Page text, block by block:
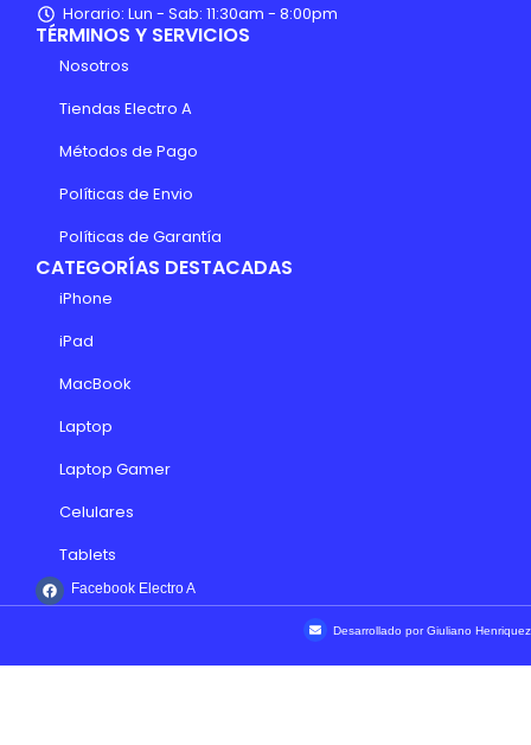
Horario: Lun - Sab: 11:30am - 8:00pm
TÉRMINOS Y SERVICIOS
Nosotros
Tiendas Electro A
Métodos de Pago
Políticas de Envio
Políticas de Garantía
CATEGORÍAS DESTACADAS
iPhone
iPad
MacBook
Laptop
Laptop Gamer
Celulares
Tablets
Facebook Electro A
Desarrollado por Giuliano Henriquez